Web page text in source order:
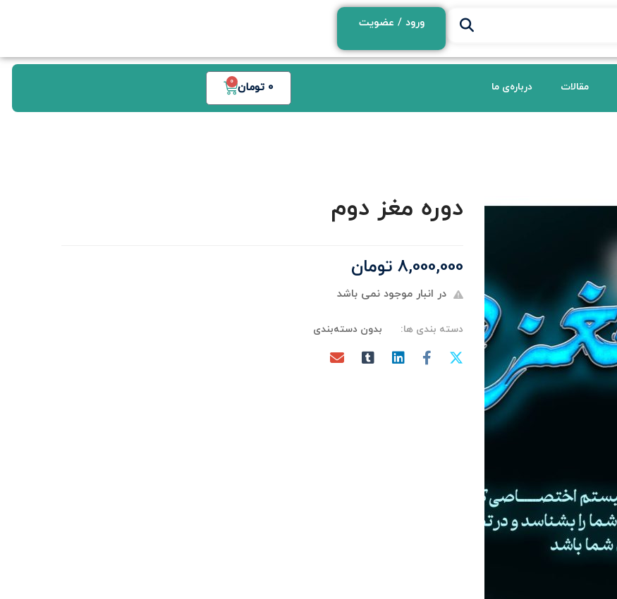
ورود / عضویت
مقالات درباره‌ی ما 0 تومان 0
دوره مغز دوم
8,000,000 تومان
در انبار موجود نمی باشد
دسته بندی ها: بدون دسته‌بندی